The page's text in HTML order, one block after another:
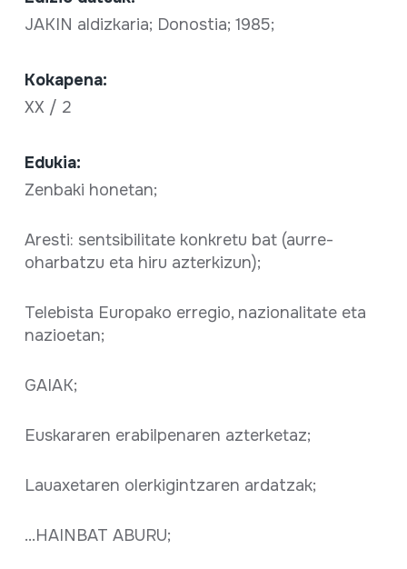
JAKIN aldizkaria; Donostia; 1985;
Kokapena:
XX / 2
Edukia:
Zenbaki honetan;
Aresti: sentsibilitate konkretu bat (aurre-
oharbatzu eta hiru azterkizun);
Telebista Europako erregio, nazionalitate eta
nazioetan;
GAIAK;
Euskararen erabilpenaren azterketaz;
Lauaxetaren olerkigintzaren ardatzak;
...HAINBAT ABURU;